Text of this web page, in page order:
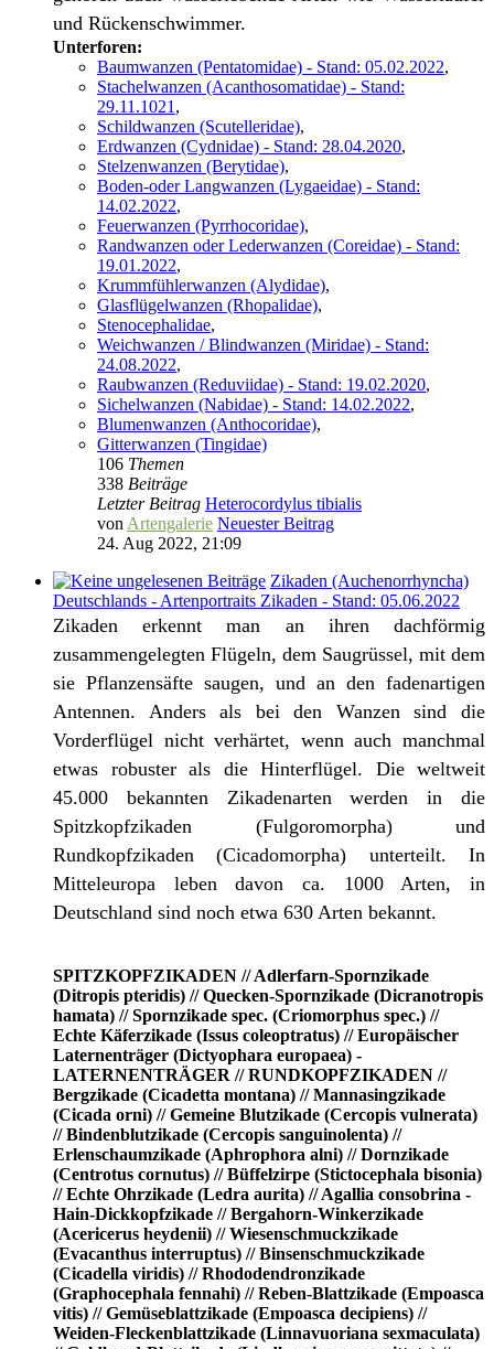
und Rückenschwimmer.
Unterforen:
Baumwanzen (Pentatomidae) - Stand: 05.02.2022,
Stachelwanzen (Acanthosomatidae) - Stand:
29.11.1021 ,
Schildwanzen (Scutelleridae),
Erdwanzen (Cydnidae) - Stand: 28.04.2020,
Stelzenwanzen (Berytidae),
Boden-oder Langwanzen (Lygaeidae) - Stand:
14.02.2022,
Feuerwanzen (Pyrrhocoridae),
Randwanzen oder Lederwanzen (Coreidae) - Stand:
19.01.2022,
Krummfühlerwanzen (Alydidae),
Glasflügelwanzen (Rhopalidae),
Stenocephalidae,
Weichwanzen / Blindwanzen (Miridae) - Stand:
24.08.2022,
Raubwanzen (Reduviidae) - Stand: 19.02.2020,
Sichelwanzen (Nabidae) - Stand: 14.02.2022,
Blumenwanzen (Anthocoridae),
Gitterwanzen (Tingidae)
106 Themen
338 Beiträge
Letzter Beitrag Heterocordylus tibialis
von Artengalerie Neuester Beitrag
24. Aug 2022, 21:09
Zikaden (Auchenorrhyncha)
Deutschlands - Artenportraits Zikaden - Stand: 05.06.2022
Zikaden erkennt man an ihren dachförmig
zusammengelegten Flügeln, dem Saugrüssel, mit dem
sie Pflanzensäfte saugen, und an den fadenartigen
Antennen. Anders als bei den Wanzen sind die
Vorderflügel nicht verhärtet, wenn auch manchmal
etwas robuster als die Hinterflügel. Die weltweit
45.000 bekannten Zikadenarten werden in die
Spitzkopfzikaden (Fulgoromorpha) und
Rundkopfzikaden (Cicadomorpha) unterteilt. In
Mitteleuropa leben davon ca. 1000 Arten, in
Deutschland sind noch etwa 630 Arten bekannt.
SPITZKOPFZIKADEN // Adlerfarn-Spornzikade
(Ditropis pteridis) // Quecken-Spornzikade (Dicranotropis
hamata) // Spornzikade spec. (Criomorphus spec.) //
Echte Käferzikade (Issus coleoptratus) // Europäischer
Laternenträger (Dictyophara europaea) -
LATERNENTRÄGER // RUNDKOPFZIKADEN //
Bergzikade (Cicadetta montana) // Mannasingzikade
(Cicada orni) // Gemeine Blutzikade (Cercopis vulnerata)
// Bindenblutzikade (Cercopis sanguinolenta) //
Erlenschaumzikade (Aphrophora alni) // Dornzikade
(Centrotus cornutus) // Büffelzirpe (Stictocephala bisonia)
// Echte Ohrzikade (Ledra aurita) // Agallia consobrina -
Hain-Dickkopfzikade // Bergahorn-Winkerzikade
(Acericerus heydenii) // Wiesenschmuckzikade
(Evacanthus interruptus) // Binsenschmuckzikade
(Cicadella viridis) // Rhododendronzikade
(Graphocephala fennahi) // Reben-Blattzikade (Empoasca
vitis) // Gemüseblattzikade (Empoasca decipiens) //
Weiden-Fleckenblattzikade (Linnavuoriana sexmaculata)